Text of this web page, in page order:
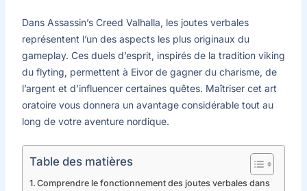
Dans Assassin’s Creed Valhalla, les joutes verbales
représentent l’un des aspects les plus originaux du
gameplay. Ces duels d’esprit, inspirés de la tradition viking
du flyting, permettent à Eivor de gagner du charisme, de
l’argent et d’influencer certaines quêtes. Maîtriser cet art
oratoire vous donnera un avantage considérable tout au
long de votre aventure nordique.
Table des matières
Comprendre le fonctionnement des joutes verbales dans